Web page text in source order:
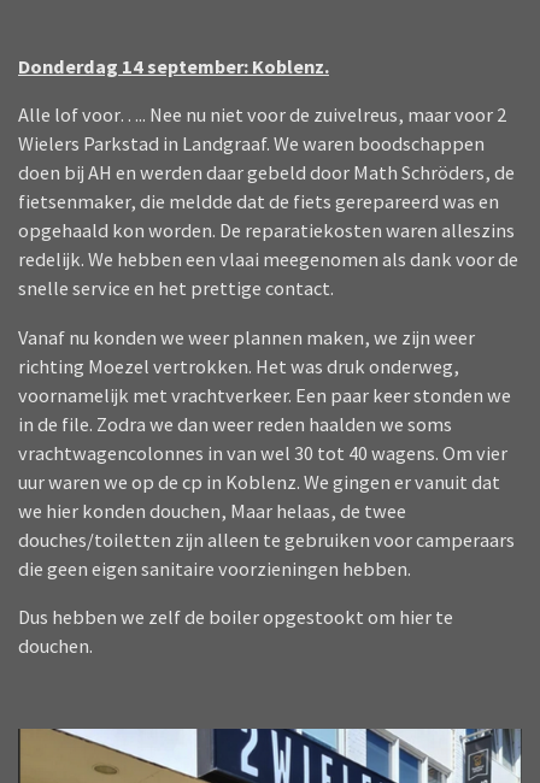
Donderdag 14 september: Koblenz.
Alle lof voor….. Nee nu niet voor de zuivelreus, maar voor 2
Wielers Parkstad in Landgraaf. We waren boodschappen
doen bij AH en werden daar gebeld door Math Schröders, de
fietsenmaker, die meldde dat de fiets gerepareerd was en
opgehaald kon worden. De reparatiekosten waren alleszins
redelijk. We hebben een vlaai meegenomen als dank voor de
snelle service en het prettige contact.
Vanaf nu konden we weer plannen maken, we zijn weer
richting Moezel vertrokken. Het was druk onderweg,
voornamelijk met vrachtverkeer. Een paar keer stonden we
in de file. Zodra we dan weer reden haalden we soms
vrachtwagencolonnes in van wel 30 tot 40 wagens. Om vier
uur waren we op de cp in Koblenz. We gingen er vanuit dat
we hier konden douchen, Maar helaas, de twee
douches/toiletten zijn alleen te gebruiken voor camperaars
die geen eigen sanitaire voorzieningen hebben.
Dus hebben we zelf de boiler opgestookt om hier te
douchen.